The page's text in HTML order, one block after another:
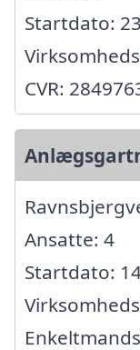
Startdato:
CVR:
Ansatte: 4
Startdato: